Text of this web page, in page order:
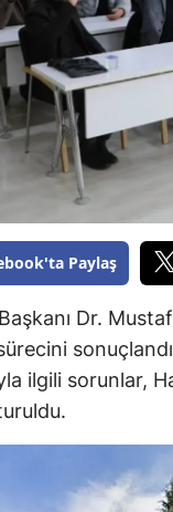
Iğdır
Kilis
Paylaş
Dr.
ilgili sorunlar,